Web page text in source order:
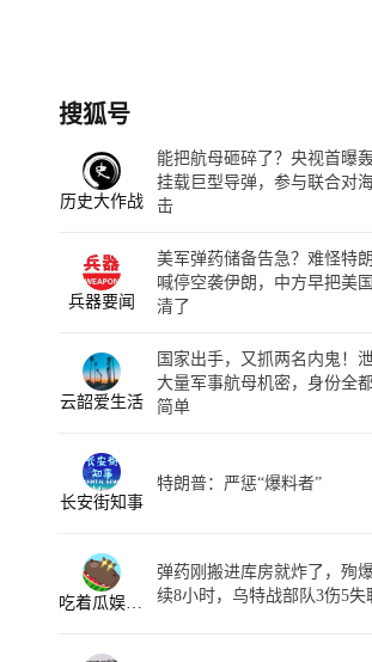
搜狐号
历史大作战
能把航母砸碎了？央视首曝
挂载巨型导弹，参与联合对
击
兵器要闻
美军弹药储备告急？难怪特
喊停空袭伊朗，中方早把美
清了
云韶爱生活
国家出手，又抓两名内鬼！
大量军事航母机密，身份全
简单
长安街知事
特朗普：严惩“爆料者”
吃着瓜娱乐社
弹药刚搬进库房就炸了，殉
续8小时，乌特战部队3伤5失